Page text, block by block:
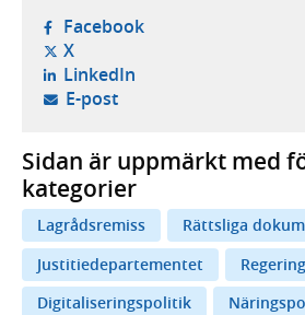
Facebook- öppnas i ny flik,
X- öppnas i ny flik, extern
LinkedIn- öppnas i ny flik,
E-post- öppnar din e-
Sidan är uppmärkt med
kategorier
Lagrådsremiss
Rättsliga
Justitiedepartementet
Digitaliseringspolitik